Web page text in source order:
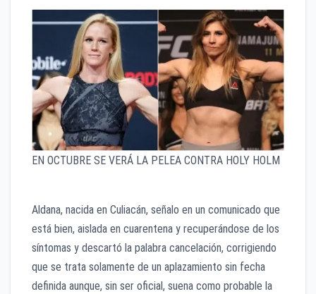
EN OCTUBRE SE VERÁ LA PELEA CONTRA HOLY HOLM
Aldana, nacida en Culiacán, señalo en un comunicado que
está bien, aislada en cuarentena y recuperándose de los
síntomas y descartó la palabra cancelación, corrigiendo
que se trata solamente de un aplazamiento sin fecha
definida aunque, sin ser oficial, suena como probable la